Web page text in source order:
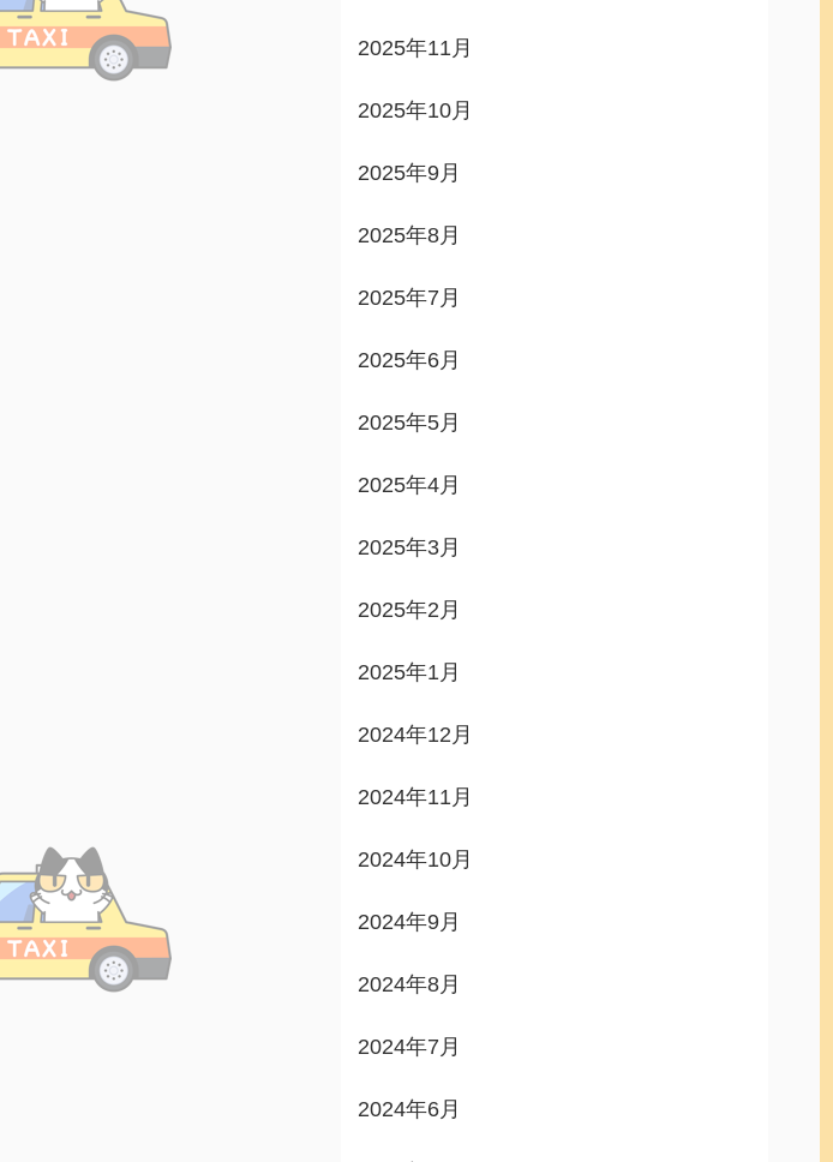
2025年11月
2025年10月
2025年9月
2025年8月
2025年7月
2025年6月
2025年5月
2025年4月
2025年3月
2025年2月
2025年1月
2024年12月
2024年11月
2024年10月
2024年9月
2024年8月
2024年7月
2024年6月